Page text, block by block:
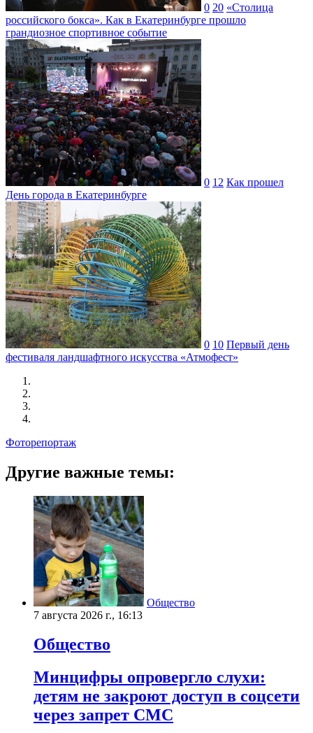
0 20 «Столица
российского бокса». Как в Екатеринбурге прошло
грандиозное спортивное событие
0 12 Как прошел
День города в Екатеринбурге
0 10 Первый день
фестиваля ландшафтного искусства «Атмофест»
Фоторепортаж
Другие важные темы:
Общество
7 августа 2026 г., 16:13
Общество
Минцифры опровергло слухи:
детям не закроют доступ в соцсети
через запрет СМС